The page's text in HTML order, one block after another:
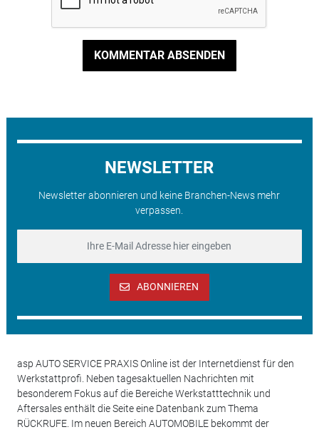
KOMMENTAR ABSENDEN
NEWSLETTER
Newsletter abonnieren und keine Branchen-News mehr
verpassen.
ABONNIEREN
asp AUTO SERVICE PRAXIS Online ist der Internetdienst für den
Werkstattprofi. Neben tagesaktuellen Nachrichten mit
besonderem Fokus auf die Bereiche Werkstatttechnik und
Aftersales enthält die Seite eine Datenbank zum Thema
RÜCKRUFE. Im neuen Bereich AUTOMOBILE bekommt der